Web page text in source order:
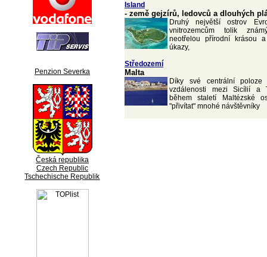
Penzion Severka
Česká republika
Czech Republic
Tschechische Republik
Island
- země gejzírů, ledovců a dlouhých
Druhý největší ostrov
vnitrozemcům tolik
neotřelou přírodní krásou
úkazy,
Středozemí
Malta
Díky své centrální
vzdálenosti mezi Sicílií a
během staletí Maltézské
"přivítat" mnohé návštěvníky